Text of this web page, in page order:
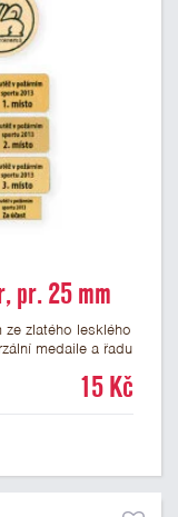
pr. 25 mm
zlatého lesklého
medaile a řadu
text dle vašeho
15 Kč